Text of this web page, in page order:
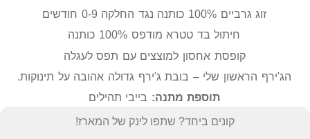
זוג גרביים 100% כותנה נגד החלקה 0-9 חודשים
חיתול בד טטרא מודפס 100% כותנה
קופסת אחסון למוצצים עם תפס לעגלה
הג'ירף הראשון שלי – בובת ג'ירף גדולה אהובה על תינוקות.
תוספת מתנה: בייבי תהילים
קונים ביחד? שתפו לינק של המארז!